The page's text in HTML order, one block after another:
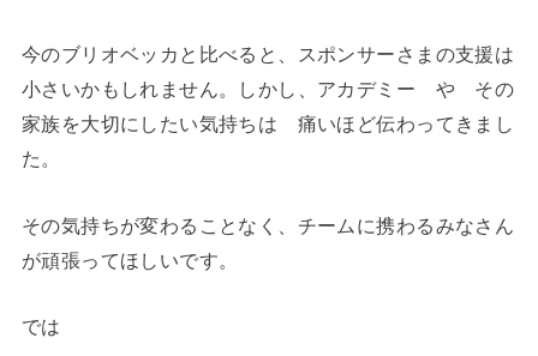
今のブリオベッカと比べると、スポンサーさまの支援は
小さいかもしれません。しかし、アカデミー や その
家族を大切にしたい気持ちは 痛いほど伝わってきまし
た。
その気持ちが変わることなく、チームに携わるみなさん
が頑張ってほしいです。
では